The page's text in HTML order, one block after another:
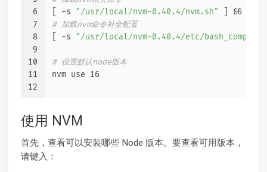
6
7
8
9
10
11
12
[ -s
"/usr/local/nvm-0.40.4/nvm.sh" ] &&
# 加载nvm命令补全配置
[ -s
"/usr/local/nvm-0.40.4/etc/
# 设置默认node版本
nvm use 16
使用 NVM
首先，查看可以安装哪些 Node 版本。要查看可用版本，
请键入：